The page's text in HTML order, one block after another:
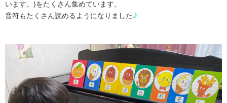
います。)をたくさん集めています。
音符もたくさん読めるようになりました♪